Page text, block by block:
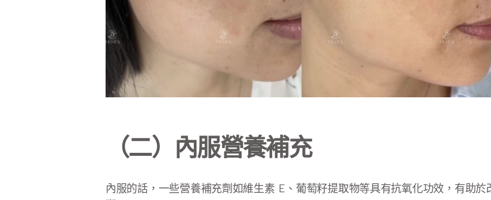
（二）內服營養補充
內服的話，一些營養補充劑如維生素 E、葡萄籽提取物等具有抗氧化功效，有助